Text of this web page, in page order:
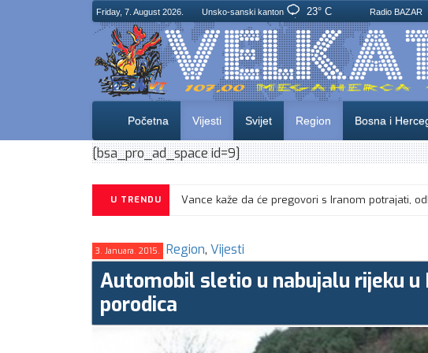
Friday, 7. August 2026. Unsko-sanski kanton 23° C Radio BAZAR
Početna Vijesti Svijet Region Bosna i
[bsa_pro_ad_space id=9]
U TRENDU
3. Januara. 2015. Region, Vijesti
Automobil sletio u nabujalu rijeku u
porodica